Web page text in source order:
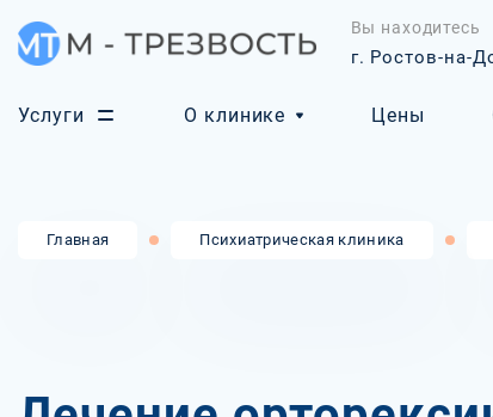
Вы находитесь
г. Ростов-на-
Услуги О клинике Цены
Главная Психиатрическая клиника